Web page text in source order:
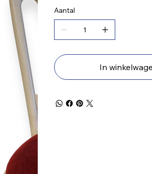
Aantal
In